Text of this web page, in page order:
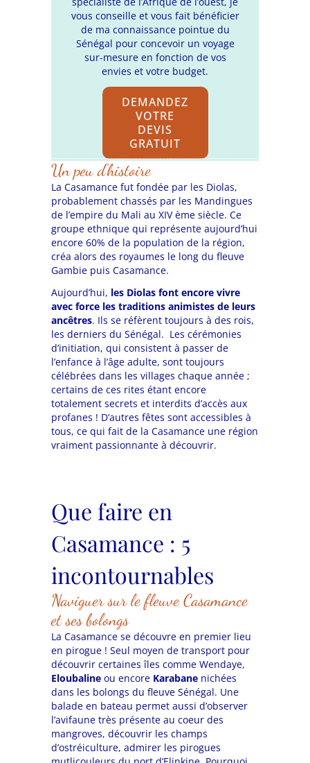
vous conseille et vous fait bénéficier
de ma connaissance pointue du
Sénégal pour concevoir un voyage
sur-mesure en fonction de vos
envies et votre budget.
DEMANDEZ
VOTRE
DEVIS
GRATUIT
Un peu d’histoire
La Casamance fut fondée par les Diolas,
probablement chassés par les Mandingues
de l’empire du Mali au XIV ème siècle. Ce
groupe ethnique qui représente aujourd’hui
encore 60% de la population de la région,
créa alors des royaumes le long du fleuve
Gambie puis Casamance.
Aujourd’hui, les Diolas font encore vivre
avec force les traditions animistes de leurs
ancêtres. Ils se réfèrent toujours à des rois,
les derniers du Sénégal. Les cérémonies
d’initiation, qui consistent à passer de
l’enfance à l’âge adulte, sont toujours
célébrées dans les villages chaque année ;
certains de ces rites étant encore
totalement secrets et interdits d’accès aux
profanes ! D’autres fêtes sont accessibles à
tous, ce qui fait de la Casamance une région
vraiment passionnante à découvrir.
Que faire en
Casamance : 5
incontournables
Naviguer sur le fleuve Casamance
et ses bolongs
La Casamance se découvre en premier lieu
en pirogue ! Seul moyen de transport pour
découvrir certaines îles comme Wendaye,
Eloubaline ou encore Karabane nichées
dans les bolongs du fleuve Sénégal. Une
balade en bateau permet aussi d’observer
l’avifaune très présente au coeur des
mangroves, découvrir les champs
d’ostréiculture, admirer les pirogues